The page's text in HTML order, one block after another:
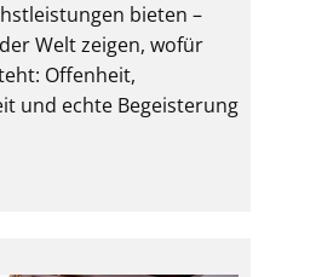
bieten –
Welt zeigen, wofür
Offenheit,
und echte Begeisterung